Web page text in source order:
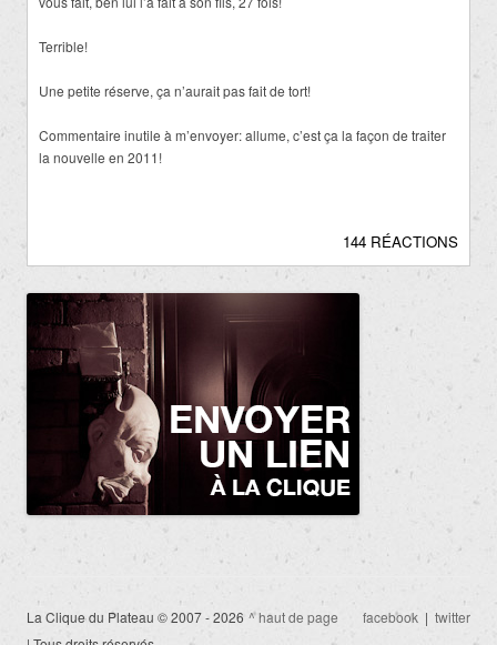
Terrible!
Une petite réserve, ça n’aurait pas fait de tort!
Commentaire inutile à m’envoyer: allume, c’est ça la façon de traiter
la nouvelle en 2011!
144 RÉACTIONS
La Clique du Plateau © 2007 - 2026 ^ haut de page facebook | twitter